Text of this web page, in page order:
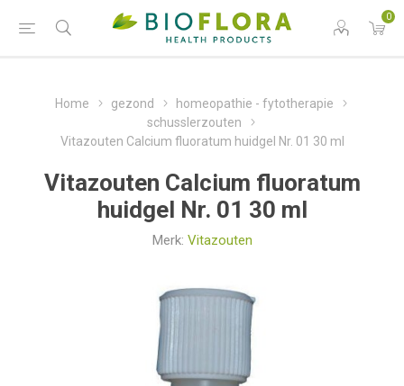
0
Home gezond
homeopathie - fytotherapie
schusslerzouten
Vitazouten Calcium fluoratum huidgel Nr. 01 30 ml
Vitazouten Calcium fluoratum
huidgel Nr. 01 30 ml
Merk: Vitazouten